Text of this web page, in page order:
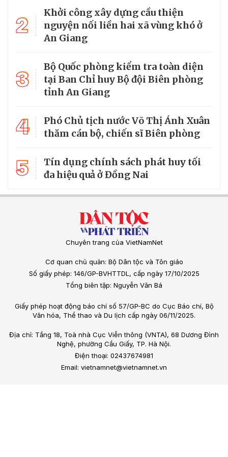
2
Khởi công xây dựng cầu thiện
nguyện nối liền hai xã vùng khó ở
An Giang
3
Bộ Quốc phòng kiểm tra toàn diện
tại Ban Chỉ huy Bộ đội Biên phòng
tỉnh An Giang
4
Phó Chủ tịch nước Võ Thị Ánh Xuân
thăm cán bộ, chiến sĩ Biên phòng
5
Tín dụng chính sách phát huy tối
đa hiệu quả ở Đồng Nai
Chuyên trang của VietNamNet
Cơ quan chủ quản: Bộ Dân tộc và Tôn giáo
Số giấy phép: 146/GP-BVHTTDL, cấp ngày 17/10/2025
Tổng biên tập: Nguyễn Văn Bá
Giấy phép hoạt động báo chí số 57/GP-BC do Cục Báo chí, Bộ
Văn hóa, Thể thao và Du lịch cấp ngày 06/11/2025.
Địa chỉ: Tầng 18, Toà nhà Cục Viễn thông (VNTA), 68 Dương Đình
Nghệ, phường Cầu Giấy, TP. Hà Nội.
Điện thoại: 02437674981
Email: vietnamnet@vietnamnet.vn